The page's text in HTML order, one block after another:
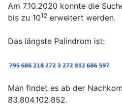
Am 7.10.2020 konnte die
bis zu 1012 erweitert werden.
Das längste Palindrom ist:
Man findet es ab der
83.804.102.852.